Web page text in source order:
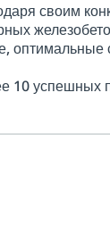
своим
успешных